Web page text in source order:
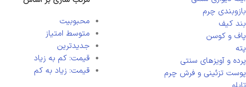
بازوبندی چرم
بند کیف
پاف و کوسن
پته
پرده و آویزهای سنتی
پوست تزئینی و فرش چرم
محبوبیت
متوسط امتیاز
جدیدترین
قیمت: کم به زیاد
قیمت: زیاد به کم